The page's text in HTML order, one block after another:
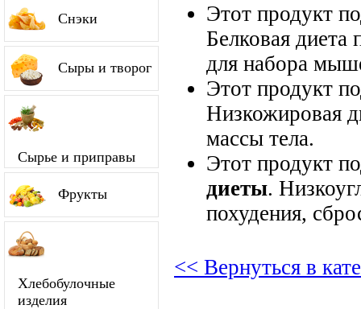
Снэки
Сыры и творог
Сырье и приправы
Фрукты
Хлебобулочные
изделия
Этот продукт
Белковая диета
для набора
Этот продукт
Низкожировая
массы тела.
Этот продукт
диеты.
похудения,
<< Вернуться в